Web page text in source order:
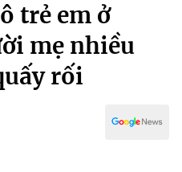
trẻ em ở
mẹ nhiều
rối